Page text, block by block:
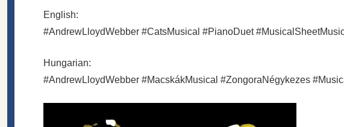
English:
#AndrewLloydWebber #CatsMusical #PianoDuet
Hungarian:
#AndrewLloydWebber #MacskákMusical #ZongoraNégykezes